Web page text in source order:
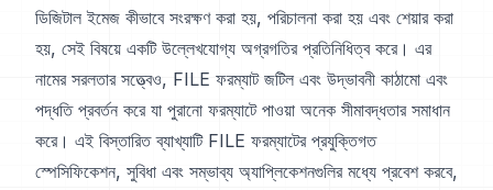
ডিজিটাল ইমেজ কীভাবে সংরক্ষণ করা হয়, পরিচালনা করা হয় এবং শেয়ার করা
হয়, সেই বিষয়ে একটি উল্লেখযোগ্য অগ্রগতির প্রতিনিধিত্ব করে। এর
নামের সরলতার সত্ত্বেও, FILE ফরম্যাট জটিল এবং উদ্ভাবনী কাঠামো এবং
পদ্ধতি প্রবর্তন করে যা পুরানো ফরম্যাটে পাওয়া অনেক সীমাবদ্ধতার সমাধান
করে। এই বিস্তারিত ব্যাখ্যাটি FILE ফরম্যাটের প্রযুক্তিগত
স্পেসিফিকেশন, সুবিধা এবং সম্ভাব্য অ্যাপ্লিকেশনগুলির মধ্যে প্রবেশ করবে,